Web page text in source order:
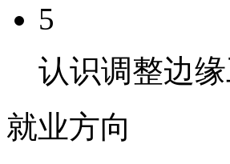
5
认识调整边
就业方向